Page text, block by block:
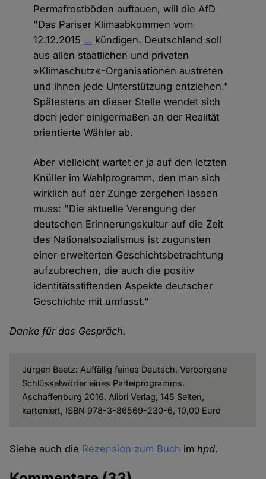
Permafrostböden auftauen, will die AfD
"Das Pariser Klimaabkommen vom
12.12.2015 … kündigen. Deutschland soll
aus allen staatlichen und privaten
»Klimaschutz«-Organisationen austreten
und ihnen jede Unterstützung entziehen."
Spätestens an dieser Stelle wendet sich
doch jeder einigermaßen an der Realität
orientierte Wähler ab.
Aber vielleicht wartet er ja auf den letzten
Knüller im Wahlprogramm, den man sich
wirklich auf der Zunge zergehen lassen
muss: "Die aktuelle Verengung der
deutschen Erinnerungskultur auf die Zeit
des Nationalsozialismus ist zugunsten
einer erweiterten Geschichtsbetrachtung
aufzubrechen, die auch die positiv
identitätsstiftenden Aspekte deutscher
Geschichte mit umfasst."
Danke für das Gespräch.
Jürgen Beetz: Auffällig feines Deutsch. Verborgene
Schlüsselwörter eines Parteiprogramms.
Aschaffenburg 2016, Alibri Verlag, 145 Seiten,
kartoniert, ISBN 978-3-86569-230-6, 10,00 Euro
Siehe auch die Rezension zum Buch imhpd.